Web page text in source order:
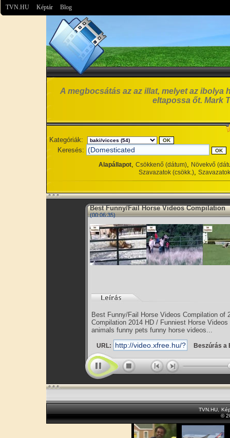
TVN.HU Képtár Blog
A megbocsátás az az illat, melyet az ibolya
eltapossa őt. Mark
Kategóriák:
Keresés:
Alapállapot, Csökkenő (dátum), Növekvő
Szavazatok (csökk.),
Best Funny/Fail Horse Videos Compilation
(00:06:35)
Best Funny/Fail Horse Videos Compilation
Compilation 2014 HD / Funniest Horse
animals funny pets funny horse videos...
URL: Beszúrás a
TVN.HU
©